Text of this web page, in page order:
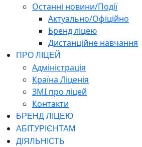
Останні новини/Події
Актуально/Офіційно
Бренд ліцею
Дистанційне навчання
ПРО ЛІЦЕЙ
Адміністрація
Країна Ліценія
ЗМІ про ліцей
Контакти
БРЕНД ЛІЦЕЮ
АБІТУРІЄНТАМ
ДІЯЛЬНІСТЬ